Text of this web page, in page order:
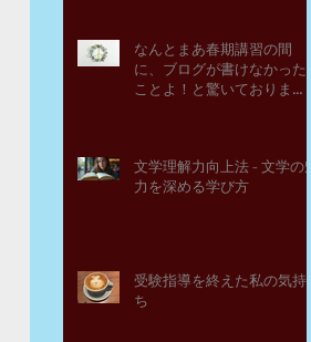
なんとまあ春期講習の間
に、ブログが書けなかった
ことよ！と驚いておりま
文学理解力向上法 - 文学の魅
力を深める学び方
受験指導を終えた私の気持
ち